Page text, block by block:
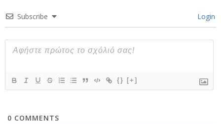
Subscribe Login
{} [+]
0 COMMENTS